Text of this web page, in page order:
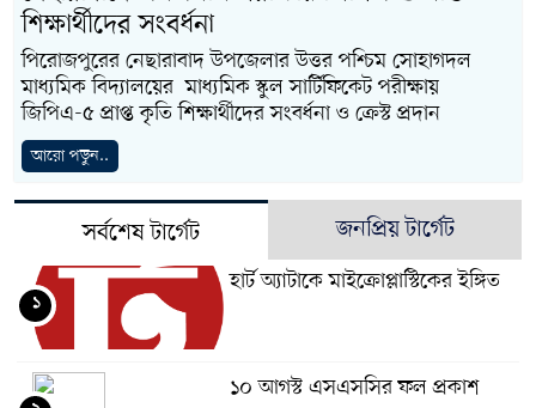
শিক্ষার্থীদের সংবর্ধনা
পিরোজপুরের নেছারাবাদ উপজেলার উত্তর পশ্চিম সোহাগদল
মাধ্যমিক বিদ্যালয়ের মাধ্যমিক স্কুল সার্টিফিকেট পরীক্ষায়
জিপিএ-৫ প্রাপ্ত কৃতি শিক্ষার্থীদের সংবর্ধনা ও ক্রেস্ট প্রদান
আরো পড়ুন..
সর্বশেষ টার্গেট জনপ্রিয় টার্গেট
হার্ট অ্যাটাকে মাইক্রোপ্লাস্টিকের ইঙ্গিত
১
১০ আগস্ট এসএসসির ফল প্রকাশ